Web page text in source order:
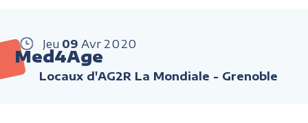
Jeu 09 Avr 2020
Med4Age
Locaux d'AG2R La Mondiale - Grenoble